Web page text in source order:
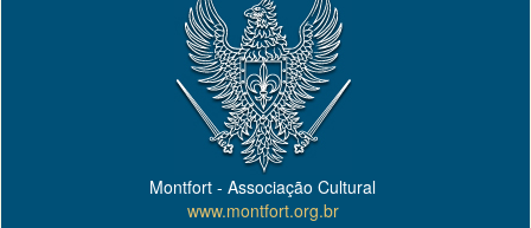
Montfort - Associação Cultural
www.montfort.org.br